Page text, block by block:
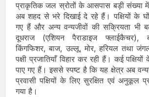
प्राकृतिक जल स्रोतों के आसपास बड़ी संख्या
अब शहद से भरे दिखाई दे रहे हैं। पक्षियों के
गए हैं और अन्य वन्यजीवों की सक्रियता भी
दूधराज (एशियन पैराडाइज फ्लाईकैचर),
किंगफिशर, बाज, उल्लू, मोर, हरियल तथा
पक्षी प्रजातियाँ विहार कर रही हैं। कई
पाए गए हैं। इससे स्पष्ट है कि यह क्षेत्र अब
प्रवासी पक्षियों के लिए सुरक्षित एवं अनुकूल
गया है।